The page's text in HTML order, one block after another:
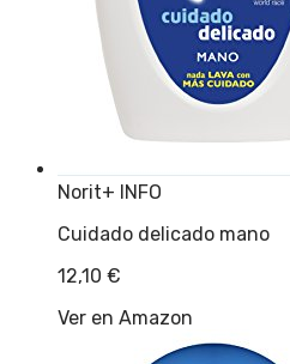
Norit+ INFO
Cuidado delicado mano
12,10 €
Ver en Amazon